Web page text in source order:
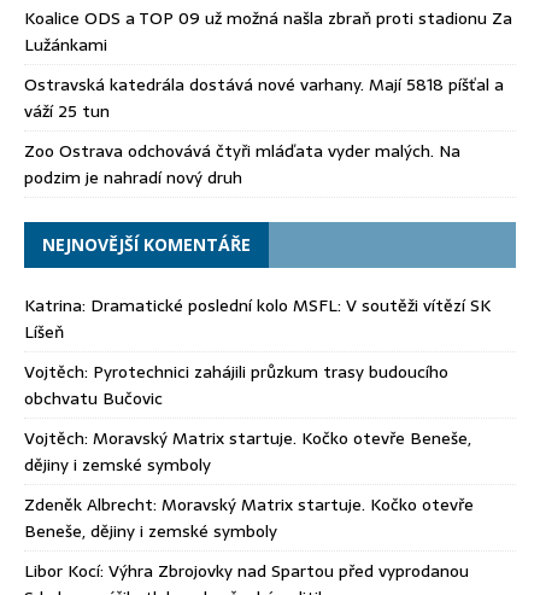
Koalice ODS a TOP 09 už možná našla zbraň proti stadionu Za
Lužánkami
Ostravská katedrála dostává nové varhany. Mají 5818 píšťal a
váží 25 tun
Zoo Ostrava odchovává čtyři mláďata vyder malých. Na
podzim je nahradí nový druh
NEJNOVĚJŠÍ KOMENTÁŘE
Katrina: Dramatické poslední kolo MSFL: V soutěži vítězí SK
Líšeň
Vojtěch: Pyrotechnici zahájili průzkum trasy budoucího
obchvatu Bučovic
Vojtěch: Moravský Matrix startuje. Kočko otevře Beneše,
dějiny i zemské symboly
Zdeněk Albrecht: Moravský Matrix startuje. Kočko otevře
Beneše, dějiny i zemské symboly
Libor Kocí: Výhra Zbrojovky nad Spartou před vyprodanou